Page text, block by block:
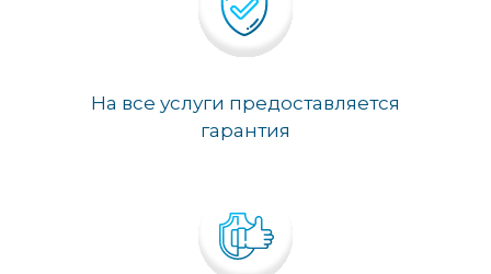
На все услуги предоставляется
гарантия